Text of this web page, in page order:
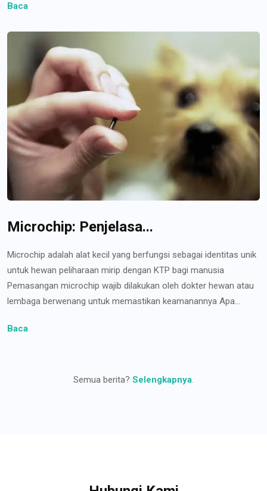
Baca
Microchip: Penjelasa...
Microchip adalah alat kecil yang berfungsi sebagai identitas unik
untuk hewan peliharaan mirip dengan KTP bagi manusia
Pemasangan microchip wajib dilakukan oleh dokter hewan atau
lembaga berwenang untuk memastikan keamanannya Apa...
Baca
Semua berita? Selengkapnya.